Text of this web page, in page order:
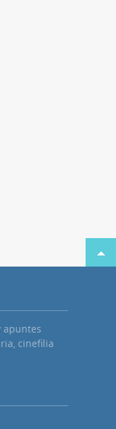
apuntes
cinefilia